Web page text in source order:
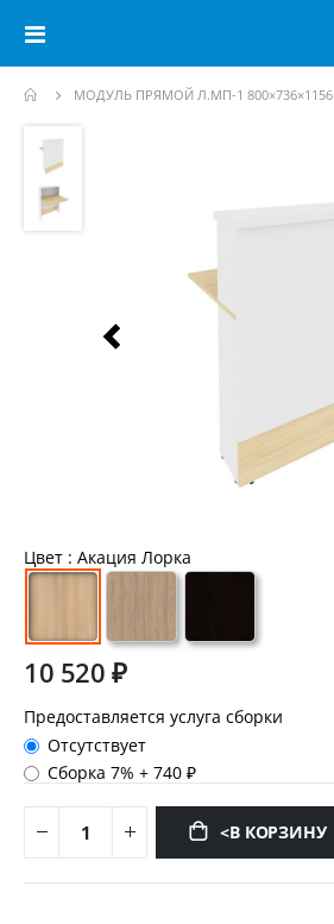
Toggle
МОДУЛЬ ПРЯМОЙ Л.МП-1 800×736×1156
Пропустить
перейти
галереям
Цвет : Акация Лорка
10 520 ₽
Предоставляется услуга сборки
Отсутствует
Сборка 7%+740 ₽
<В КОРЗИНУ